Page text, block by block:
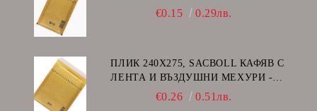
€0.15 0.29лв.
ПЛИК 240Х275, SACBOLL КАФЯВ С
ЛЕНТА И ВЪЗДУШНИ МЕХУРИ -
€0.26 0.51лв.